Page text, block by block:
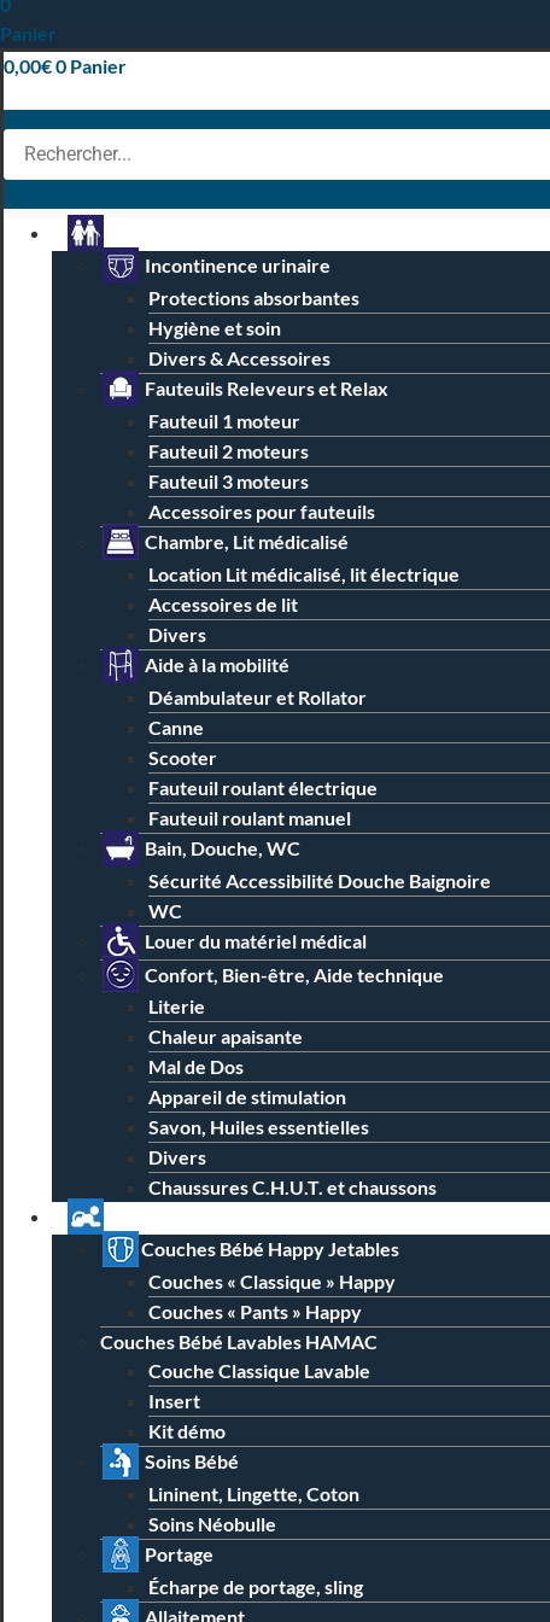
Panier
0,00€0 Panier
Incontinence urinaire
Protections absorbantes
Hygiène et soin
Divers & Accessoires
Fauteuils Releveurs et Relax
Fauteuil 1 moteur
Fauteuil 2 moteurs
Fauteuil 3 moteurs
Accessoires pour fauteuils
Chambre, Lit médicalisé
Location Lit médicalisé, lit électrique
Accessoires de lit
Divers
Aide à la mobilité
Déambulateur et Rollator
Canne
Scooter
Fauteuil roulant électrique
Fauteuil roulant manuel
Bain, Douche, WC
Sécurité Accessibilité Douche Baignoire
WC
Louer du matériel médical
Confort, Bien-être, Aide technique
Literie
Chaleur apaisante
Mal de Dos
Appareil de stimulation
Savon, Huiles essentielles
Divers
Chaussures C.H.U.T. et chaussons
Couches Bébé Happy Jetables
Couches « Classique » Happy
Couches « Pants » Happy
Couches Bébé Lavables HAMAC
Couche Classique Lavable
Insert
Kit démo
Soins Bébé
Lininent, Lingette, Coton
Soins Néobulle
Portage
Écharpe de portage, sling
Allaitement